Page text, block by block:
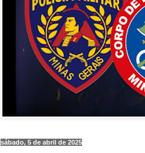
sábado, 5 de abril de 2025